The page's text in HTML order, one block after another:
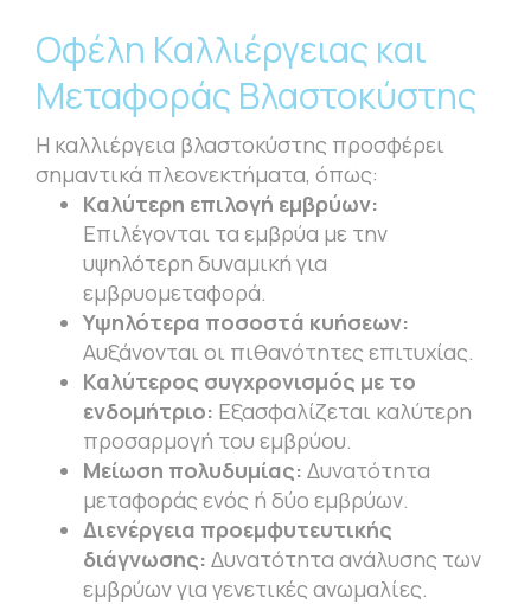
Οφέλη Καλλιέργειας και
Μεταφοράς Βλαστοκύστης
Η καλλιέργεια βλαστοκύστης προσφέρει
σημαντικά πλεονεκτήματα, όπως:
Καλύτερη επιλογή εμβρύων:
Επιλέγονται τα εμβρύα με την
υψηλότερη δυναμική για
εμβρυομεταφορά.
Υψηλότερα ποσοστά κυήσεων:
Αυξάνονται οι πιθανότητες επιτυχίας.
Καλύτερος συγχρονισμός με το
ενδομήτριο: Εξασφαλίζεται καλύτερη
προσαρμογή του εμβρύου.
Μείωση πολυδυμίας: Δυνατότητα
μεταφοράς ενός ή δύο εμβρύων.
Διενέργεια προεμφυτευτικής
διάγνωσης: Δυνατότητα ανάλυσης των
εμβρύων για γενετικές ανωμαλίες.